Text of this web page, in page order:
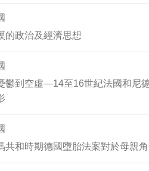
的政治及經濟思想
鬱到空虛—14至16世紀法國和尼
共和時期德國墮胎法案對於母親